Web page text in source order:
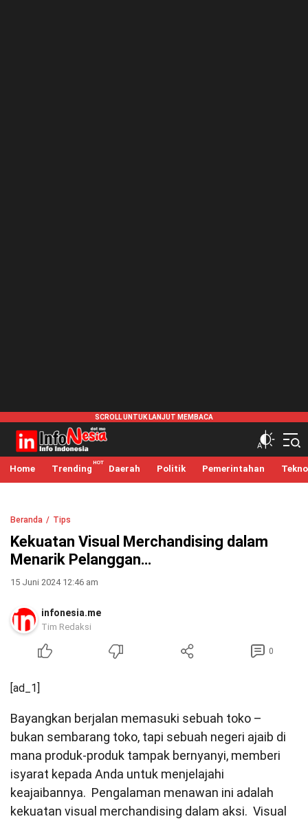
infonesia.me
Info Indonesia
Home Trending Daerah Politik Pemerintahan Tekno
Beranda Tips
Kekuatan Visual Merchandising dalam
Menarik Pelanggan…
15 Juni 2024 12:46 am
infonesia.me
Tim Redaksi
0
[ad_1]
Bayangkan berjalan memasuki sebuah toko –
bukan sembarang toko, tapi sebuah negeri ajaib di
mana produk-produk tampak bernyanyi, memberi
isyarat kepada Anda untuk menjelajahi
keajaibannya.  Pengalaman menawan ini adalah
kekuatan visual merchandising dalam aksi.  Visual